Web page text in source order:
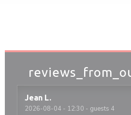
Jean L
2026-08-04 - 12:30 - guests 4